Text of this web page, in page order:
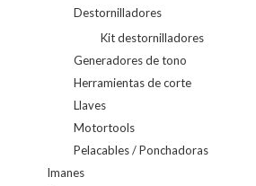
Destornilladores
Kit destornilladores
Generadores de tono
Herramientas de corte
Llaves
Motortools
Pelacables / Ponchadoras
Imanes